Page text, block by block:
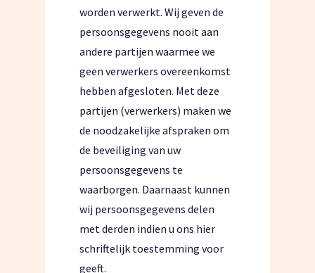
worden verwerkt. Wij geven de
persoonsgegevens nooit aan
andere partijen waarmee we
geen verwerkers overeenkomst
hebben afgesloten. Met deze
partijen (verwerkers) maken we
de noodzakelijke afspraken om
de beveiliging van uw
persoonsgegevens te
waarborgen. Daarnaast kunnen
wij persoonsgegevens delen
met derden indien u ons hier
schriftelijk toestemming voor
geeft.